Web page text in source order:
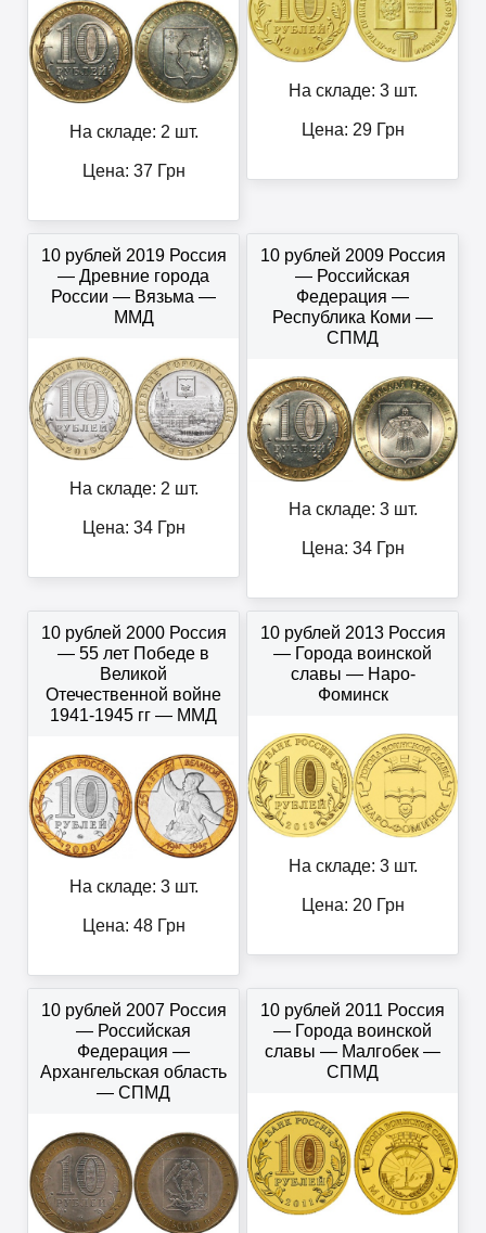
На складе: 2 шт.
Цена: 37 Грн
На складе: 3 шт.
Цена: 29Грн
10 рублей 2019 Россия
— Древние города
России — Вязьма —
ММД
На складе: 2 шт.
Цена: 34Грн
10 рублей 2009 Россия
— Российская
Федерация —
Республика Коми —
СПМД
На складе: 3 шт.
Цена: 34Грн
10 рублей 2000 Россия
— 55 лет Победе в
Великой
Отечественной войне
1941-1945 гг — ММД
На складе: 3 шт.
Цена: 48Грн
10 рублей 2013 Россия
— Города воинской
славы — Наро-
Фоминск
На складе: 3 шт.
Цена: 20Грн
10 рублей 2007 Россия
— Российская
Федерация —
Архангельская область
— СПМД
10 рублей 2011 Россия
— Города воинской
славы — Малгобек —
СПМД